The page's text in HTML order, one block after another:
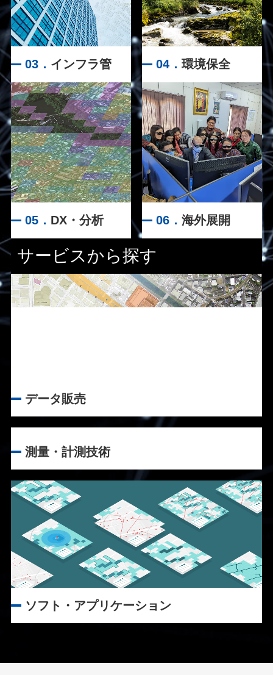
03． インフラ管
理
04．環境保全
05． DX・分析 06．海外展開
サービスから探す
データ販売
測量・計測技術
ソフト・アプリケーション